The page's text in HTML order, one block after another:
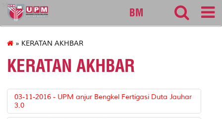
sgs
BM
» KERATAN AKHBAR
KERATAN AKHBAR
03-11-2016 - UPM anjur Bengkel Fertigasi Duta Jauhar
3.0